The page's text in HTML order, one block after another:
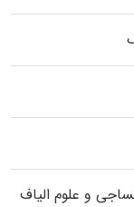
و علوم الیاف